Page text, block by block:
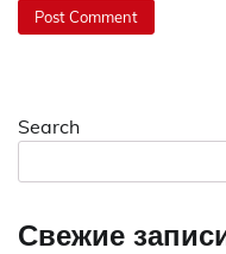
Search
Свежие